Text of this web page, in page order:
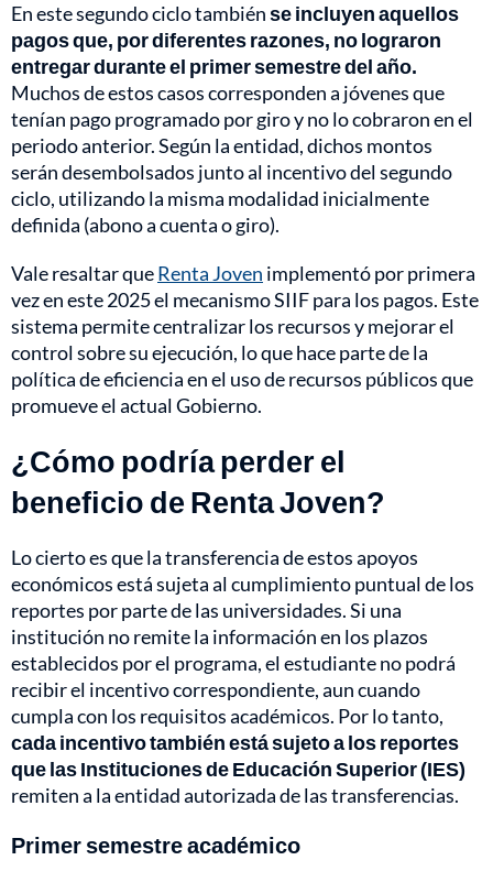
En este segundo ciclo tambiénse incluyen aquellos
pagos que, por diferentes razones, no lograron
entregar durante el primer semestre del año.
Muchos de estos casos corresponden a jóvenes que
tenían pago programado por giro y no lo cobraron en el
periodo anterior. Según la entidad, dichos montos
serán desembolsados junto al incentivo del segundo
ciclo, utilizando la misma modalidad inicialmente
definida (abono a cuenta o giro).
Vale resaltar queRenta Joven implementó por primera
vez en este 2025 el mecanismo SIIF para los pagos. Este
sistema permite centralizar los recursos y mejorar el
control sobre su ejecución, lo que hace parte de la
política de eficiencia en el uso de recursos públicos que
promueve el actual Gobierno.
¿Cómo podría perder el
beneficio de Renta Joven?
Lo cierto es que la transferencia de estos apoyos
económicos está sujeta al cumplimiento puntual de los
reportes por parte de las universidades. Si una
institución no remite la información en los plazos
establecidos por el programa, el estudiante no podrá
recibir el incentivo correspondiente, aun cuando
cumpla con los requisitos académicos. Por lo tanto,
cada incentivo también está sujeto a los reportes
que las Instituciones de Educación Superior (IES)
remiten a la entidad autorizada de las transferencias.
Primer semestre académico